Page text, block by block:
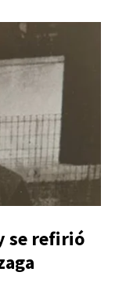
se refirió